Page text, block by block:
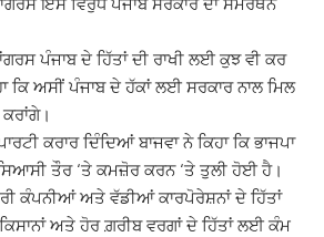
ਪੰਜਾਬ ਦੇ ਹਿੱਤਾਂ ਦੀ ਰਾਖੀ ਲਈ ਕੁਝ ਵੀ ਕਰ
ਕਿ ਅਸੀਂ ਪੰਜਾਬ ਦੇ ਹੱਕਾਂ ਲਈ ਸਰਕਾਰ ਨਾਲ ਮਿਲ
ਕਰਾਰ ਦਿੰਦਿਆਂ ਬਾਜਵਾ ਨੇ ਕਿਹਾ ਕਿ ਭਾਜਪਾ
ਤੌਰ ‘ਤੇ ਕਮਜ਼ੋਰ ਕਰਨ ‘ਤੇ ਤੁਲੀ ਹੋਈ ਹੈ।
ਕੰਪਨੀਆਂ ਅਤੇ ਵੱਡੀਆਂ ਕਾਰਪੋਰੇਸ਼ਨਾਂ ਦੇ ਹਿੱਤਾਂ
ਅਤੇ ਹੋਰ ਗ਼ਰੀਬ ਵਰਗਾਂ ਦੇ ਹਿੱਤਾਂ ਲਈ ਕੰਮ